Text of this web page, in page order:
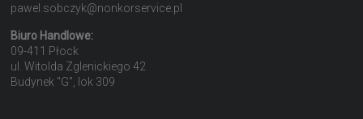
pawel.sobczyk@nonkorservice.pl
Biuro Handlowe:
09-411 Płock
ul. Witolda Zglenickiego 42
Budynek "G", lok 309